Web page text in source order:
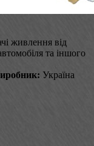
живлення від
та іншого
Україна